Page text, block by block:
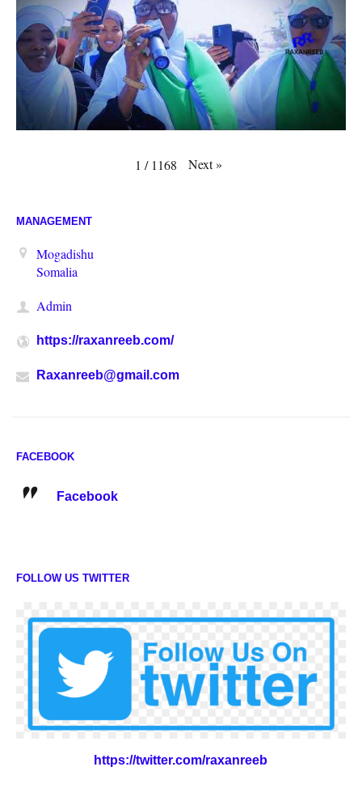
1 / 1168 Next»
MANAGEMENT
Mogadishu
Somalia
Admin
https://raxanreeb.com/
Raxanreeb@gmail.com
FACEBOOK
Facebook
FOLLOW US TWITTER
https://twitter.com/raxanreeb